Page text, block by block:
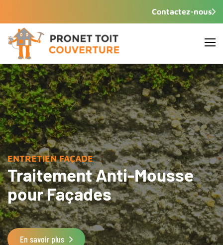
Contactez-nous
ENTRETIEN FAÇADE
Traitement Anti-Mousse
pour Façades
En savoir plus